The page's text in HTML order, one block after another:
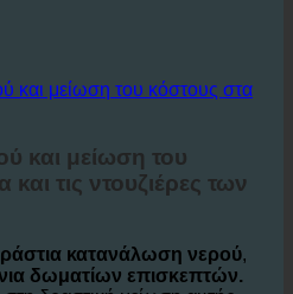
και μείωση του κόστους στα
και μείωση του
τις ντουζιέρες των